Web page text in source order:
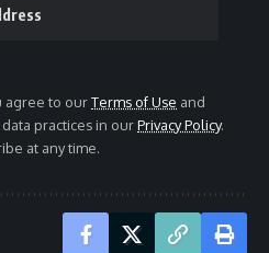
agree to ourTerms of Use and
practices in ourPrivacy Policy.
at any time.